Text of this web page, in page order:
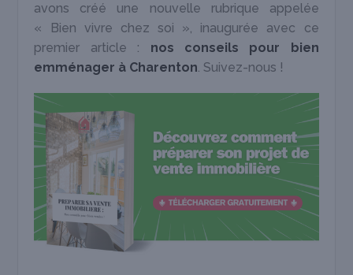
avons créé une nouvelle rubrique appelée
« Bien vivre chez soi », inaugurée avec ce
premier article : nos conseils pour bien
emménager à Charenton. Suivez-nous !